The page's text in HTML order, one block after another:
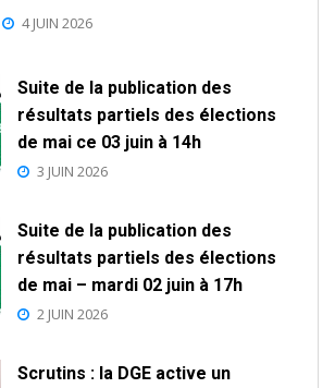
4 JUIN 2026
Suite de la publication des
résultats partiels des élections
de mai ce 03 juin à 14h
3 JUIN 2026
Suite de la publication des
résultats partiels des élections
de mai – mardi 02 juin à 17h
2 JUIN 2026
Scrutins : la DGE active un